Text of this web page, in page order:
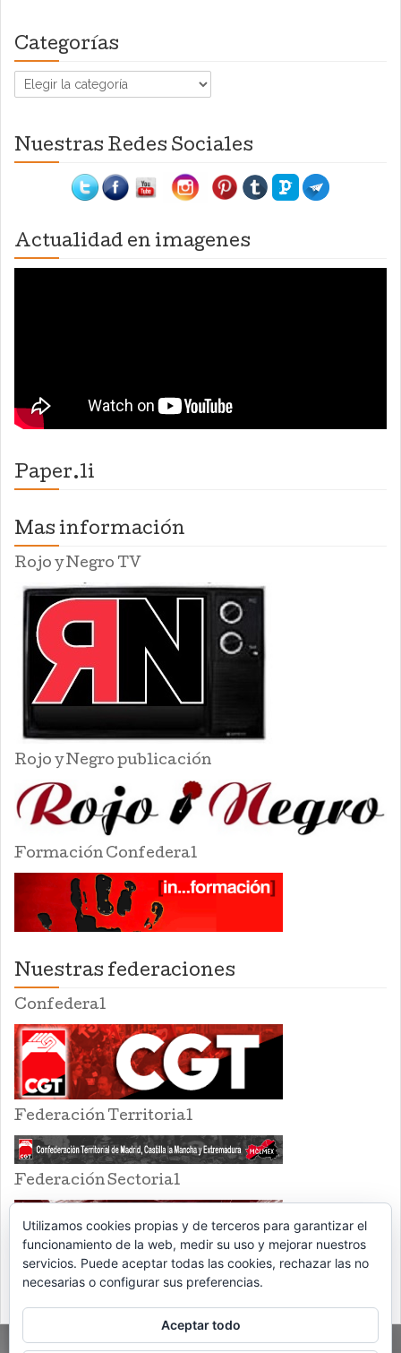
Categorías
Categorías
Nuestras Redes Sociales
Actualidad en imagenes
Paper.li
Mas información
Rojo y Negro TV
Rojo y Negro publicación
Formación Confederal
Nuestras federaciones
Confederal
Federación Territorial
Federación Sectorial
Utilizamos cookies propias y de terceros para garantizar el
funcionamiento de la web, medir su uso y mejorar nuestros
servicios. Puede aceptar todas las cookies, rechazar las no
necesarias o configurar sus preferencias.
Aceptar todo